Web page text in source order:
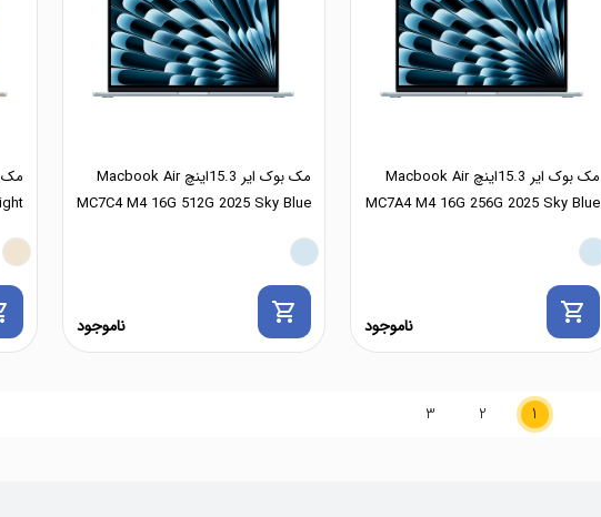
مک بوک ایر 15.3اینچ Macbook Air
MC7A4 M4 16G 256G 2025 Sky Blue
ناموجود
shopping_cart
مک بوک ایر 15.3اینچ Macbook Air
MC7C4 M4 16G 512G 2025 Sky Blue
ناموجود
shopping_cart
1
2
3